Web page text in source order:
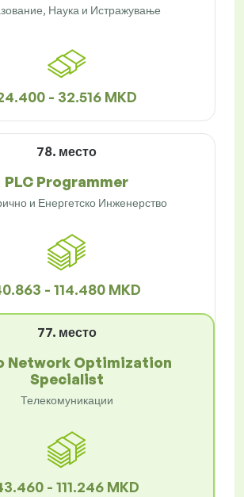
Наука и Истражување
- 32.516 MKD
78. место
PLC Programmer
и Енергетско Инженерство
- 114.480 MKD
77. место
Network Optimization
Specialist
Телекомуникации
- 111.246 MKD